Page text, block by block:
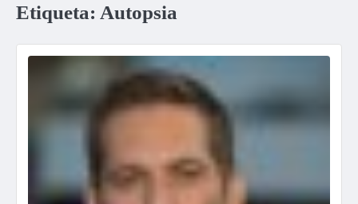
Etiqueta: Autopsia